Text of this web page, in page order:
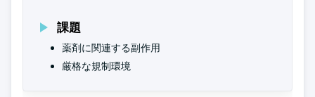
課題
薬剤に関連する副作用
厳格な規制環境